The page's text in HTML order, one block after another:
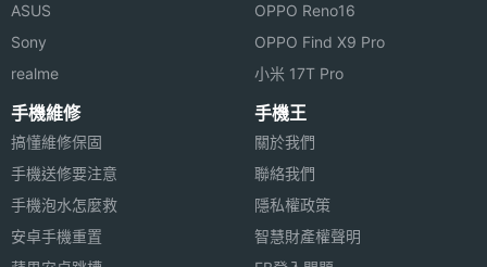
ASUS
Sony
realme
OPPO Reno16
OPPO Find X9 Pro
小米 17T Pro
手機維修
搞懂維修保固
手機送修要注意
手機泡水怎麼救
安卓手機重置
手機王
關於我們
聯絡我們
隱私權政策
智慧財產權聲明